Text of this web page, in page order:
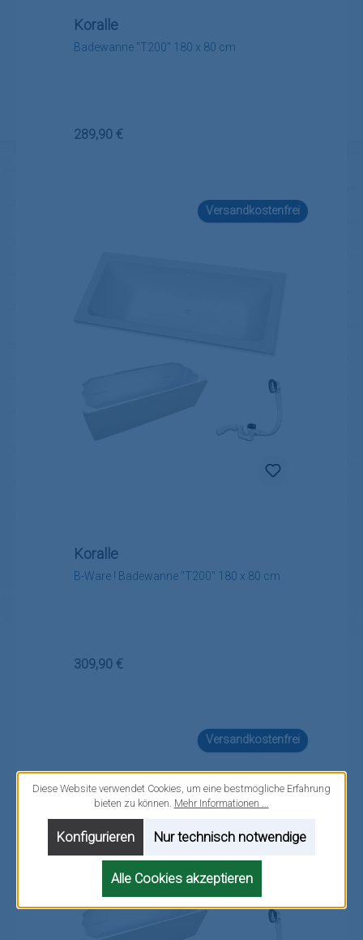
Badewanne "T200" 180 x 80 cm
Koralle
Regulärer Preis:
289,90 €
Versandkostenfrei
B-Ware ! Badewanne "T200" 180 x 80 cm
Koralle
Regulärer Preis:
309,90 €
Versandkostenfrei
Diese Website verwendet Cookies, um eine bestmögliche Erfahrung
bieten zu können. Mehr Informationen ...
Nur technisch notwendige
Konfigurieren
Alle Cookies akzeptieren